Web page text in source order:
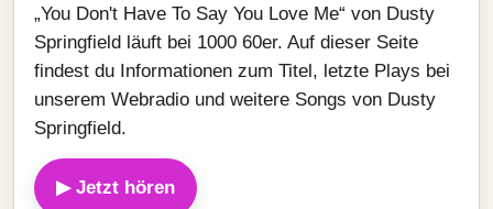
„You Don't Have To Say You Love Me“ von Dusty
Springfield läuft bei 1000 60er. Auf dieser Seite
findest du Informationen zum Titel, letzte Plays bei
unserem Webradio und weitere Songs von Dusty
Springfield.
▶ Jetzt hören